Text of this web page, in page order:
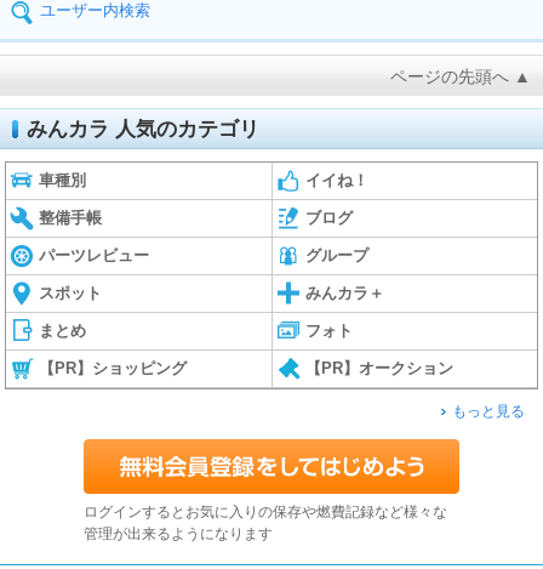
ユーザー内検索
ページの先頭へ ▲
みんカラ 人気のカテゴリ
車種別 イイね！
整備手帳 ブログ
パーツレビュー グループ
スポット みんカラ＋
まとめ フォト
【PR】ショッピング 【PR】オークション
もっと見る
ログインするとお気に入りの保存や燃費記録など様々な
管理が出来るようになります